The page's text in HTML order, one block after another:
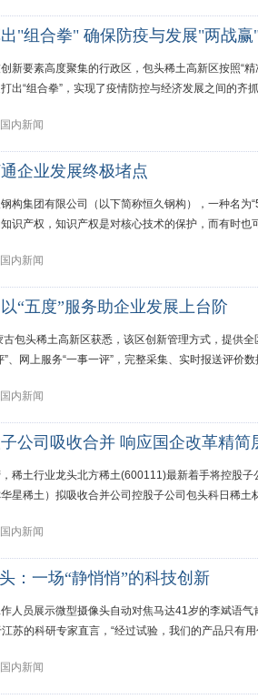
"组合拳" 确保防疫与发展"两战赢
新要素高度聚集的行政区，包头稀土高新区按照“
出“组合拳”，实现了疫情防控与经济发展之间的
国内新闻
企业发展终极堵点
构集团有限公司（以下简称恒久钢构），一种名
识产权，知识产权是对核心技术的保护，而有时
国内新闻
“五度”服务助企业发展上台阶
包头稀土高新区获悉，该区创新管理方式，提供
、网上服务“一事一评”，完整采集、实时报送评价
国内新闻
公司吸收合并 响应国企改革精简
稀土行业龙头北方稀土(600111)最新着手将控股
星稀土）拟吸收合并公司控股子公司包头科日稀
国内新闻
：一场“静悄悄”的科技创新
人员展示微型摄像头自动对焦马达41岁的李斌语
苏的科研专家直言，“经过试验，我们的产品只有
国内新闻